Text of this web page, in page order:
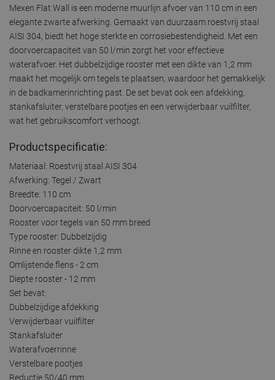
Mexen Flat Wall is een moderne muurlijn afvoer van 110 cm in een
elegante zwarte afwerking. Gemaakt van duurzaam roestvrij staal
AISI 304, biedt het hoge sterkte en corrosiebestendigheid. Met een
doorvoercapaciteit van 50 l/min zorgt het voor effectieve
waterafvoer. Het dubbelzijdige rooster met een dikte van 1,2 mm
maakt het mogelijk om tegels te plaatsen, waardoor het gemakkelijk
in de badkamerinrichting past. De set bevat ook een afdekking,
stankafsluiter, verstelbare pootjes en een verwijderbaar vuilfilter,
wat het gebruikscomfort verhoogt.
Productspecificatie:
Materiaal: Roestvrij staal AISI 304
Afwerking: Tegel / Zwart
Breedte: 110 cm
Doorvoercapaciteit: 50 l/min
Rooster voor tegels van 50 mm breed
Type rooster: Dubbelzijdig
Rinne en rooster dikte 1,2 mm
Omlijstende flens - 2 cm
Diepte rooster - 12 mm
Set bevat:
Dubbelzijdige afdekking
Verwijderbaar vuilfilter
Stankafsluiter
Waterafvoerrinne
Verstelbare pootjes
Reductie 50/40 mm